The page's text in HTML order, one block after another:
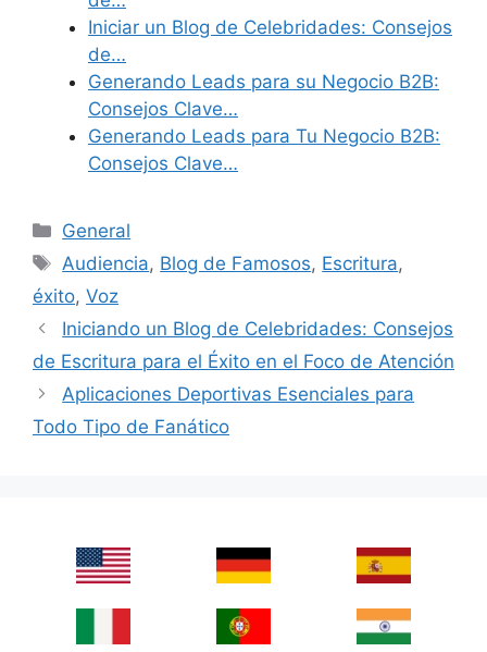
Iniciar un Blog de Celebridades: Consejos
de…
Generando Leads para su Negocio B2B:
Consejos Clave…
Generando Leads para Tu Negocio B2B:
Consejos Clave…
Categories
General
Tags
Audiencia, Blog de Famosos, Escritura,
éxito, Voz
Iniciando un Blog de Celebridades: Consejos
de Escritura para el Éxito en el Foco de Atención
Aplicaciones Deportivas Esenciales para
Todo Tipo de Fanático